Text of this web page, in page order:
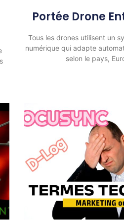
Portée Drone
Tous les drones utilisent un
numérique qui adapte
selon le pays,